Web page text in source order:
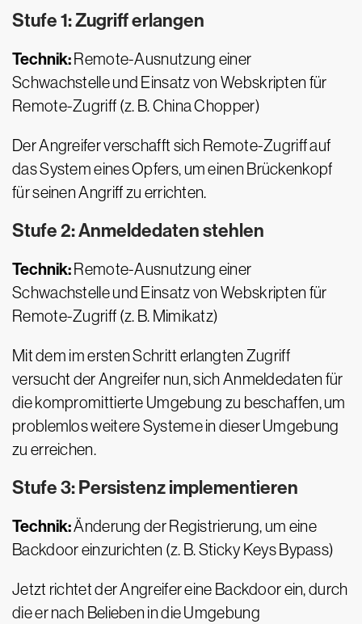
Stufe 1: Zugriff erlangen
Technik: Remote-Ausnutzung einer
Schwachstelle und Einsatz von Webskripten für
Remote-Zugriff (z. B. China Chopper)
Der Angreifer verschafft sich Remote-Zugriff auf
das System eines Opfers, um einen Brückenkopf
für seinen Angriff zu errichten.
Stufe 2: Anmeldedaten stehlen
Technik: Remote-Ausnutzung einer
Schwachstelle und Einsatz von Webskripten für
Remote-Zugriff (z. B. Mimikatz)
Mit dem im ersten Schritt erlangten Zugriff
versucht der Angreifer nun, sich Anmeldedaten für
die kompromittierte Umgebung zu beschaffen, um
problemlos weitere Systeme in dieser Umgebung
zu erreichen.
Stufe 3: Persistenz implementieren
Technik:Änderung der Registrierung, um eine
Backdoor einzurichten (z. B. Sticky Keys Bypass)
Jetzt richtet der Angreifer eine Backdoor ein, durch
die er nach Belieben in die Umgebung